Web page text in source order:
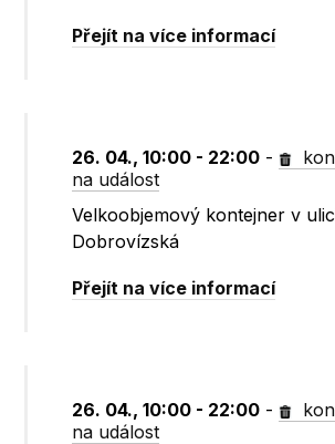
Přejít na více informací
26. 04., 10:00 - 22:00 -
na událost
Velkoobjemový kontejner v
Dobrovízská
Přejít na více informací
26. 04., 10:00 - 22:00 -
na událost